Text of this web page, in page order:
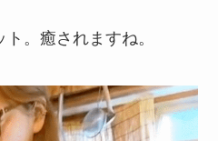
。癒されますね。